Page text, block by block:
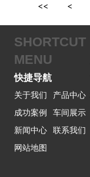
<< <
SHORTCUT
MENU
快捷导航
关于我们
产品中心
成功案例
车间展示
新闻中心 联系我们
网站地图